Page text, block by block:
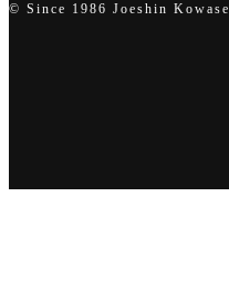
© Since 1986 Joeshin Kowase